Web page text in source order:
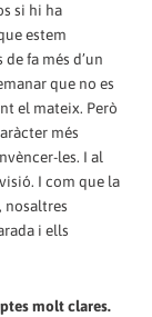
si hi ha
estem
fa més d’un
que no es
el mateix. Però
més
les. I al
I com que la
nosaltres
i ells
molt clares.